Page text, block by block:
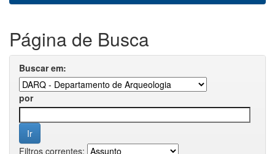
Página de Busca
Buscar em:
por
Filtros correntes: